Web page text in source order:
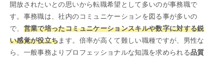
開放されたいとの思いから転職希望として多いのが事務職で
す。事務職は、社内のコミュニケーションを図る事が多いの
で、 営業で培ったコミュニケーションスキルや数字に対する鋭
い感覚が役立ちます。倍率が高くて難しい職種ですが、男性な
ら、一般事務よりプロフェッショナルな知識を求められる品質